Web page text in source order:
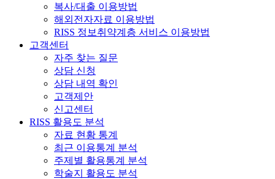
복사/대출 이용방법
해외전자자료 이용방법
RISS 정보취약계층 서비스 이용방법
고객센터
자주 찾는 질문
상담 신청
상담 내역 확인
고객제안
신고센터
RISS 활용도 분석
자료 현황 통계
최근 이용통계 분석
주제별 활용통계 분석
학술지 활용도 분석